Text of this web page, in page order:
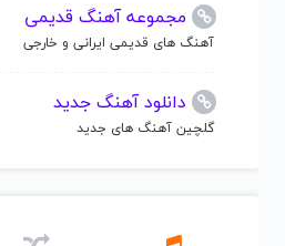
مجموعه آهنگ قدیمی
آهنگ های قدیمی ایرانی و خارجی
دانلود آهنگ جدید
گلچین آهنگ های جدید